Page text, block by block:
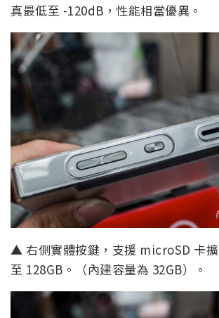
真最低至 -120dB，性能相當優異。
▲ 右側實體按鍵，支援 microSD 卡
至 128GB。（內建容量為 32GB）。